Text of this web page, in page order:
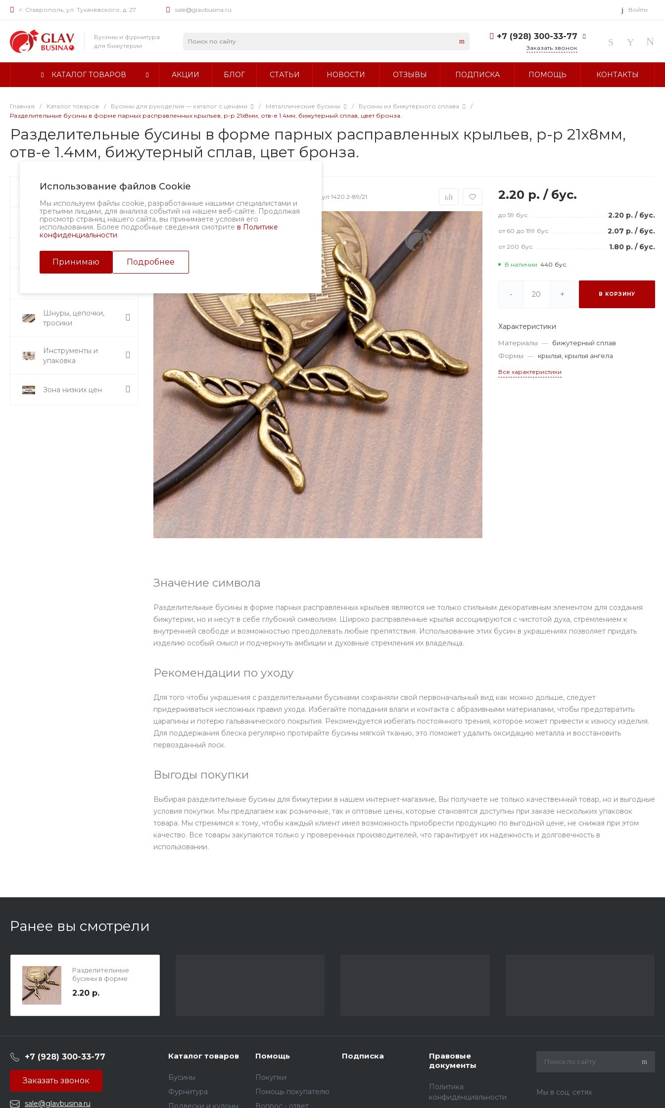
г. Ставрополь, ул. Тухачевского, д. 27 sale@glavbusina.ru Войти
Бусины и фурнитура
для бижутерии
+7 (928) 300-33-77
г. Ставрополь, ул.
Заказать звонок
КАТАЛОГ ТОВАРОВ АКЦИИ БЛОГ СТАТЬИ НОВОСТИ ОТЗЫВЫ ПОДПИСКА ПОМОЩЬ КОНТАКТЫ
Главная / Каталог товаров / Бусины для рукоделия — каталог с ценами / Металлические бусины / Бусины из бижутерного сплава
/
Разделительные бусины в форме парных расправленных крыльев, р-р 21х8мм, отв-е 1.4мм, бижутерный сплав, цвет бронза.
Разделительные бусины в форме парных расправленных крыльев, р-р 21х8мм,
отв-е 1.4мм, бижутерный сплав, цвет бронза.
Использование файлов Cookie
Мы используем файлы cookie, разработанные нашими специалистами и
третьими лицами, для анализа событий на нашем веб-сайте. Продолжая
просмотр страниц нашего сайта, вы принимаете условия его
использования. Более подробные сведения смотрите в Политике
конфиденциальности.
Принимаю Подробнее
Бусины
Фурнитура
Подвески и кулоны
Шнуры, цепочки,
тросики
Инструменты и
упаковка
Зона низких цен
Артикул 1420.2-89/21 2.20 р./ бус.
до 59 бус. 2.20 р. / бус.
от 60 до 199 бус. 2.07 р. / бус.
от 200 бус. 1.80 р. / бус.
В наличии 440 бус.
- + В КОРЗИНУ
Характеристики
Материалы — бижутерный сплав
Формы — крылья, крылья ангела
Все характеристики
Значение символа
Разделительные бусины в форме парных расправленных крыльев являются не только стильным декоративным элементом для создания
бижутерии, но и несут в себе глубокий символизм. Широко расправленные крылья ассоциируются с чистотой духа, стремлением к
внутренней свободе и возможностью преодолевать любые препятствия. Использование этих бусин в украшениях позволяет придать
изделию особый смысл и подчеркнуть амбиции и духовные стремления их владельца.
Рекомендации по уходу
Для того чтобы украшения с разделительными бусинами сохраняли свой первоначальный вид как можно дольше, следует
придерживаться несложных правил ухода. Избегайте попадания влаги и контакта с абразивными материалами, чтобы предотвратить
царапины и потерю гальванического покрытия. Рекомендуется избегать постоянного трения, которое может привести к износу изделия.
Для поддержания блеска регулярно протирайте бусины мягкой тканью, это поможет удалить оксидацию металла и восстановить
первозданный лоск.
Выгоды покупки
Выбирая разделительные бусины для бижутерии в нашем интернет-магазине, Вы получаете не только качественный товар, но и выгодные
условия покупки. Мы предлагаем как розничные, так и оптовые цены, которые становятся доступны при заказе нескольких упаковок
товара. Мы стремимся к тому, чтобы каждый клиент имел возможность приобрести продукцию по выгодной цене, не снижая при этом
качество. Все товары закупаются только у проверенных производителей, что гарантирует их надежность и долговечность в
использовании.
Ранее вы смотрели
Разделительные
бусины в форме
расправленных
2.20 р.
+7 (928) 300-33-77
Заказать звонок
sale@glavbusina.ru
Каталог товаров
Бусины
Фурнитура
Подвески и кулоны
Помощь
Покупки
Помощь покупателю
Вопрос - ответ
Подписка
Правовые
документы
Политика
конфиденциальности
Мы в соц. сетях